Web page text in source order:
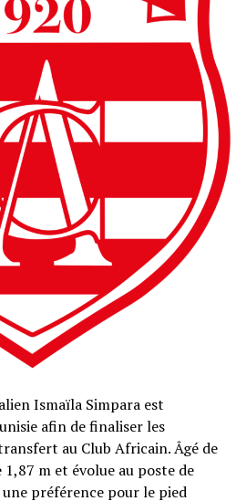
Ismaïla Simpara est
afin de finaliser les
au Club Africain. Âgé de
1,87 m et évolue au poste de
préférence pour le pied